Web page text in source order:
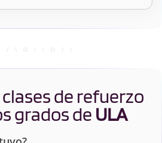
de refuerzo
grados de ULA